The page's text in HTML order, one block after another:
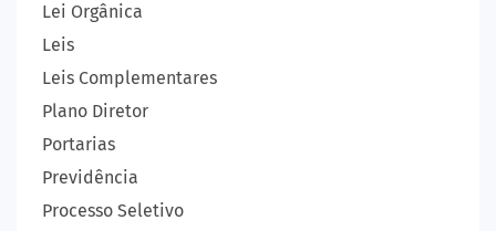
Lei Orgânica
Leis
Leis Complementares
Plano Diretor
Portarias
Previdência
Processo Seletivo